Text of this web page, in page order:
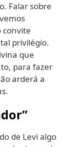
Falar sobre
convite
privilégio.
que
para fazer
arderá a
de Levi algo